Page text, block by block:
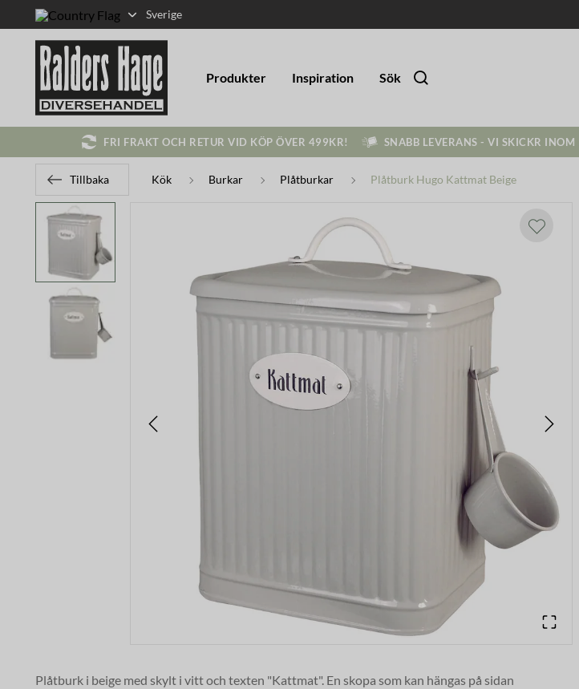
Sverige
Produkter Inspiration Sök
FRI FRAKT OCH RETUR VID KÖP ÖVER 499KR! SNABB LEVERANS - VI SKICKR
Tillbaka Kök Burkar Plåtburkar Plåtburk Hugo Kattmat Beige
Plåtburk i beige med skylt i vitt och texten "Kattmat". En skopa som kan hängas på sidan